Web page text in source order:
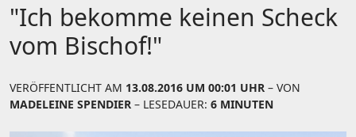
"Ich bekomme keinen Scheck
vom Bischof!"
VERÖFFENTLICHT AM 13.08.2016 UM 00:01 UHR – VON
MADELEINE SPENDIER – LESEDAUER: 6 MINUTEN